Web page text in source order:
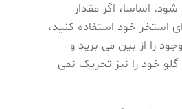
اساسا، اگر مقدار
استخر خود استفاده کنید،
را از بین می ‌برید و
خود را نیز تحریک نمی‌